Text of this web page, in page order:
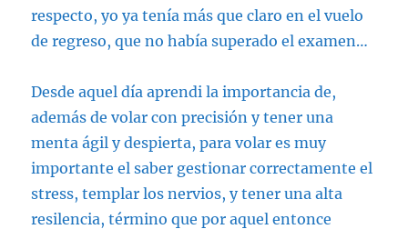
respecto, yo ya tenía más que claro en el vuelo
de regreso, que no había superado el examen…
Desde aquel día aprendi la importancia de,
además de volar con precisión y tener una
menta ágil y despierta, para volar es muy
importante el saber gestionar correctamente el
stress, templar los nervios, y tener una alta
resilencia, término que por aquel entonce